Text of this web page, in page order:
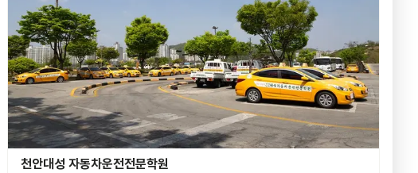
천안대성 자동차운전전문학원